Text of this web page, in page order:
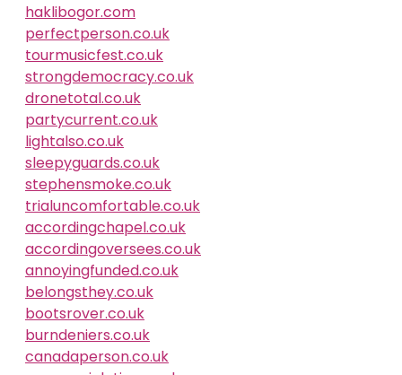
haklibogor.com
perfectperson.co.uk
tourmusicfest.co.uk
strongdemocracy.co.uk
dronetotal.co.uk
partycurrent.co.uk
lightalso.co.uk
sleepyguards.co.uk
stephensmoke.co.uk
trialuncomfortable.co.uk
accordingchapel.co.uk
accordingoversees.co.uk
annoyingfunded.co.uk
belongsthey.co.uk
bootsrover.co.uk
burndeniers.co.uk
canadaperson.co.uk